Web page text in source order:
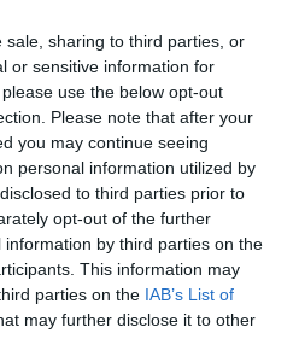
sale, sharing to third parties, or
or sensitive information for
use the below opt-out
Please note that after your
you may continue seeing
personal information utilized by
to third parties prior to
opt-out of the further
by third parties on the
This information may
parties on the IAB’s List of
may further disclose it to other
számítottak. A NATO adatai szerint
támadást hajtottak végre, az idei
A pakisztáni hadsereg szerdai
az afganisztáni amerikai és
a napon Pakisztánba látogat, és
tárgyal.
mert az amerikai-
megromlott. Ennek egyik
légi támadásban tévedésből 24
mire válaszul Pakisztán lezárta
vezető utánpótlási
nem nyitotta meg azokat.